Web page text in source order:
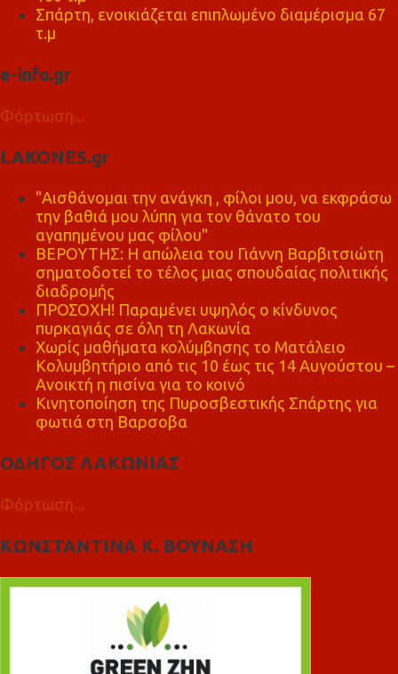
Σπάρτη, ενοικιάζεται επιπλωμένο διαμέρισμα 67
τ.μ
e-info.gr
Φόρτωση...
LAKONES.gr
"Αισθάνομαι την ανάγκη , φίλοι μου, να εκφράσω
την βαθιά μου λύπη για τον θάνατο του
αγαπημένου μας φίλου"
ΒΕΡΟΥΤΗΣ: Η απώλεια του Γιάννη Βαρβιτσιώτη
σηματοδοτεί το τέλος μιας σπουδαίας πολιτικής
διαδρομής
ΠΡΟΣΟΧΗ! Παραμένει υψηλός ο κίνδυνος
πυρκαγιάς σε όλη τη Λακωνία
Χωρίς μαθήματα κολύμβησης το Ματάλειο
Κολυμβητήριο από τις 10 έως τις 14 Αυγούστου –
Ανοικτή η πισίνα για το κοινό
Κινητοποίηση της Πυροσβεστικής Σπάρτης για
φωτιά στη Βαρσοβα
ΟΔΗΓΟΣ ΛΑΚΩΝΙΑΣ
Φόρτωση...
ΚΩΝΣΤΑΝΤΙΝΑ Κ. ΒΟΥΝΑΣΗ